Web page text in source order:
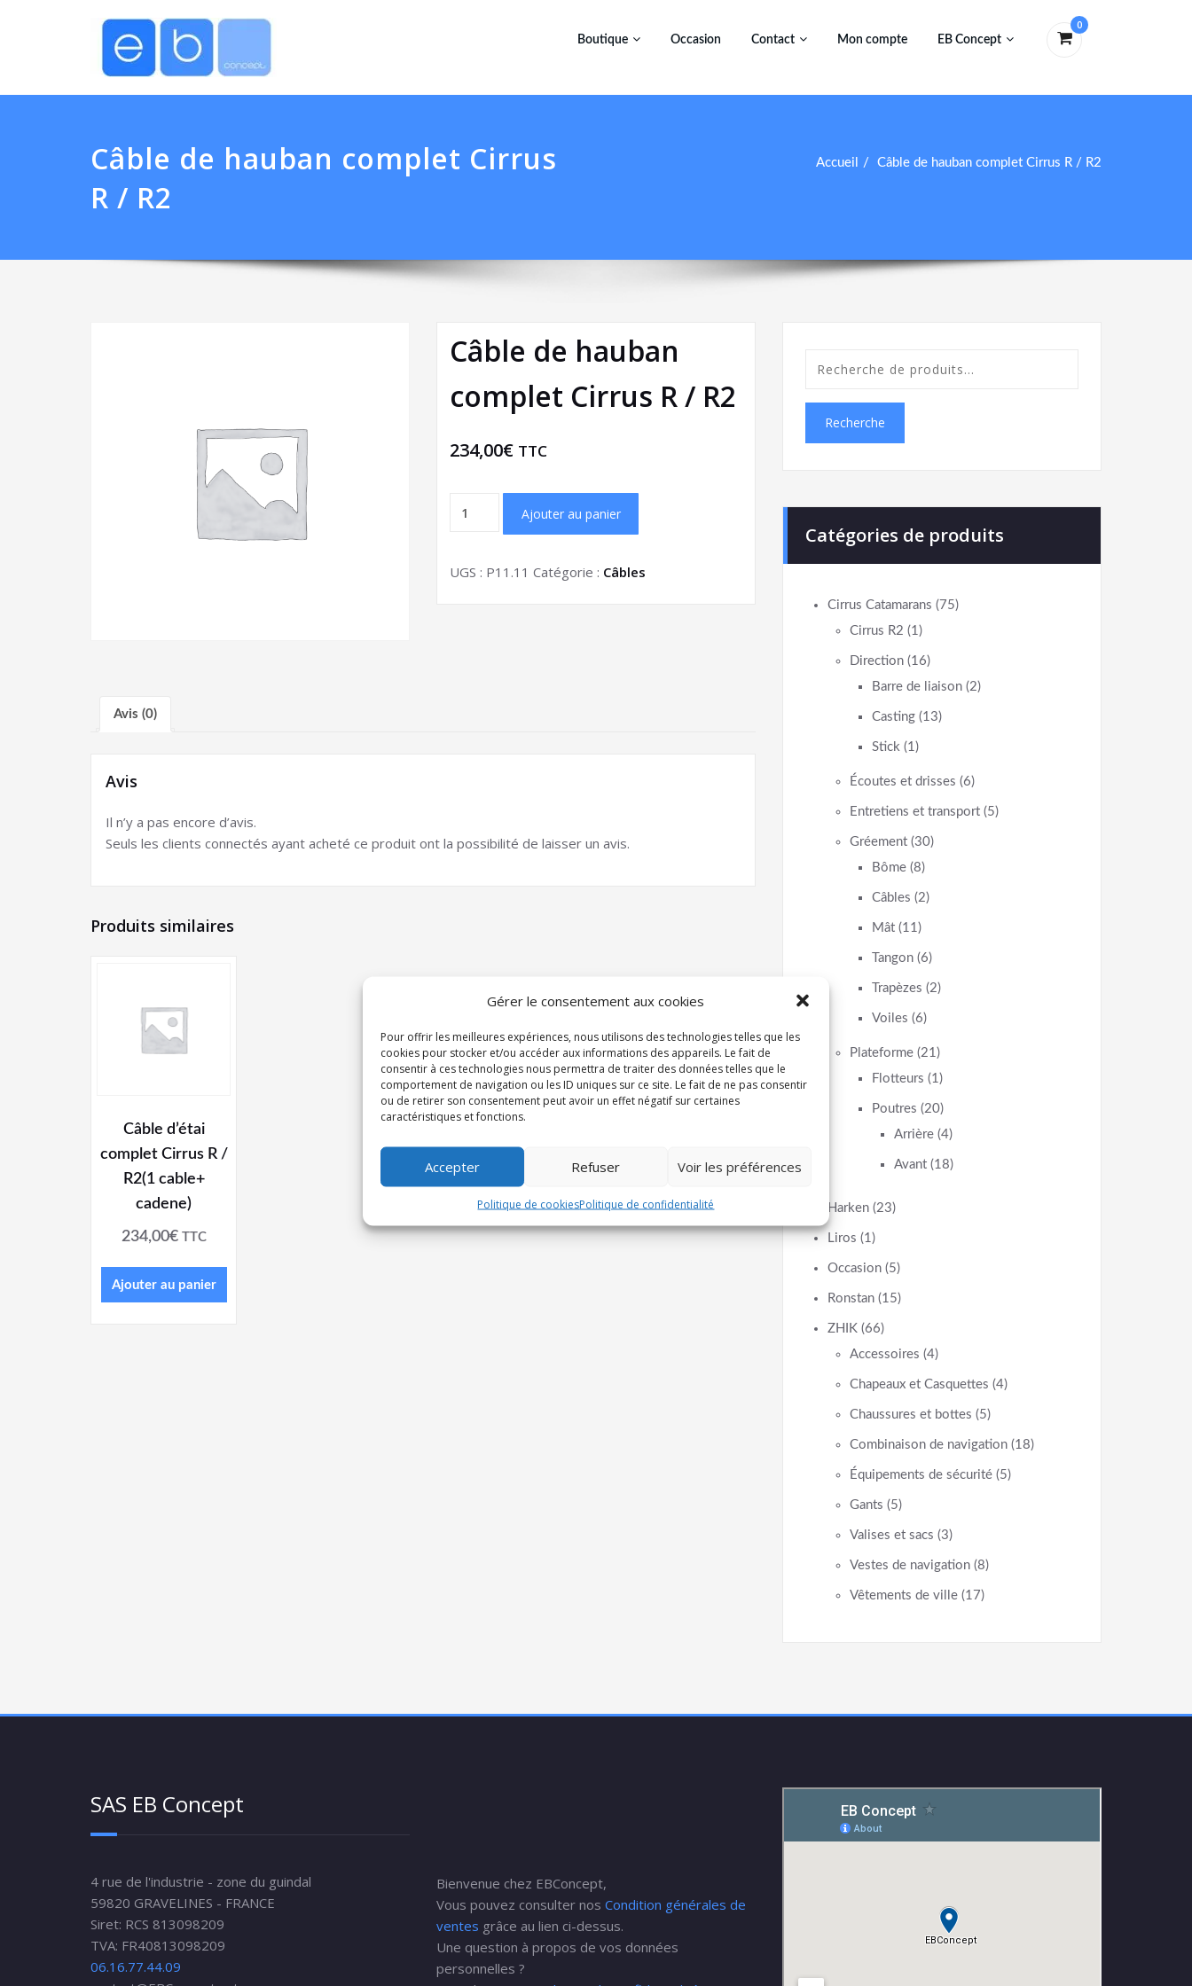
Gérer le consentement aux cookies
Pour offrir les meilleures expériences, nous utilisons des technologies telles que les
cookies pour stocker et/ou accéder aux informations des appareils. Le fait de
consentir à ces technologies nous permettra de traiter des données telles que le
comportement de navigation ou les ID uniques sur ce site. Le fait de ne pas consentir
ou de retirer son consentement peut avoir un effet négatif sur certaines
caractéristiques et fonctions.
Accepter Refuser Voir les préférences
Politique de cookiesPolitique de confidentialité
Boutique Occasion Contact Mon compte EB Concept
0
Câble de hauban complet Cirrus
R / R2
Accueil Câble de hauban complet Cirrus R / R2
Câble de hauban
complet Cirrus R / R2
234,00€ TTC
Ajouter au panier
UGS : P11.11 Catégorie : Câbles
Avis (0)
Avis
Il n’y a pas encore d’avis.
Seuls les clients connectés ayant acheté ce produit ont la possibilité de laisser un avis.
Produits similaires
Câble d’étai
complet Cirrus R /
R2(1 cable+
cadene)
234,00€ TTC
Ajouter au panier
Recherche
Catégories de produits
Cirrus Catamarans (75)
Cirrus R2 (1)
Direction (16)
Barre de liaison (2)
Casting (13)
Stick (1)
Écoutes et drisses (6)
Entretiens et transport (5)
Gréement (30)
Bôme (8)
Câbles (2)
Mât (11)
Tangon (6)
Trapèzes (2)
Voiles (6)
Plateforme (21)
Flotteurs (1)
Poutres (20)
Arrière (4)
Avant (18)
Harken (23)
Liros (1)
Occasion (5)
Ronstan (15)
ZHIK (66)
Accessoires (4)
Chapeaux et Casquettes (4)
Chaussures et bottes (5)
Combinaison de navigation (18)
Équipements de sécurité (5)
Gants (5)
Valises et sacs (3)
Vestes de navigation (8)
Vêtements de ville (17)
SAS EB Concept
4 rue de l'industrie - zone du guindal
59820 GRAVELINES - FRANCE
Siret: RCS 813098209
TVA: FR40813098209
06.16.77.44.09
Bienvenue chez EBConcept,
Vous pouvez consulter nos Condition générales de
ventes grâce au lien ci-dessus.
Une question à propos de vos données
personnelles ?